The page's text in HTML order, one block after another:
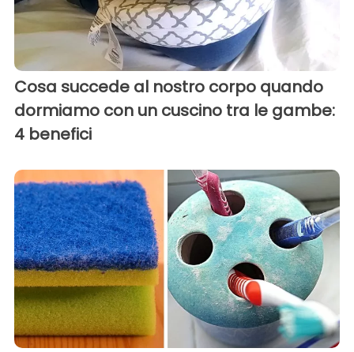
Cosa succede al nostro corpo quando
dormiamo con un cuscino tra le gambe:
4 benefici